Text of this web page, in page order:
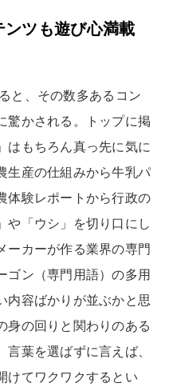
ンツも遊び心満載
と、その数多あるコン
驚かされる。トップに掲
はもちろん真っ先に気に
生産の仕組みから牛乳パ
体験レポートから行政の
や「ウシ」を切り口にし
ーカーが作る業界の専門
ゴン（専門用語）の多用
内容ばかりが並ぶかと思
身の回りと関わりのある
葉を選ばずに言えば、
けてワクワクするとい